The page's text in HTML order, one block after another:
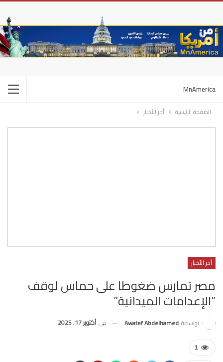
MnAmerica
الصفحة الرئيسية أخر الأخبار
أخر الأخبار
مصر تمارس ضغوطا على حماس لوقف
“الإعدامات الميدانية”
بواسطة Awatef Abdelhamed في أكتوبر 17, 2025
1